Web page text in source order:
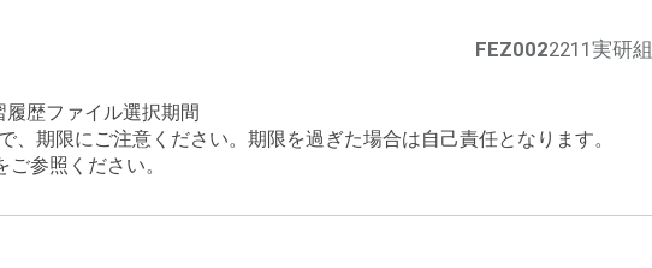
FEZ0022211実研組
歴ファイル選択期間
、期限にご注意ください。期限を過ぎた場合は自己責任となります。
参照ください。